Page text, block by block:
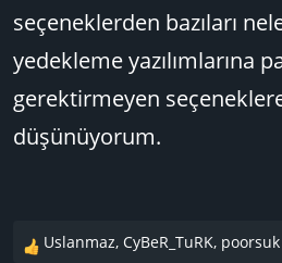
seçeneklerden bazıları
yedekleme yazılımlarına
gerektirmeyen
düşünüyorum.
T
Uslanmaz, CyBeR_TuRK, poorsuk